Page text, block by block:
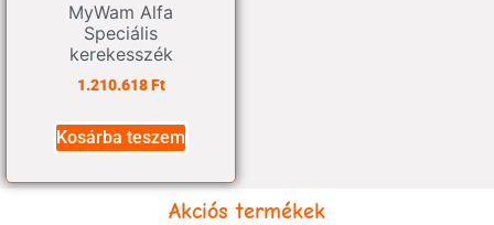
MyWam Alfa
Speciális
kerekesszék
1.210.618Ft
Kosárba teszem
Akciós termékek